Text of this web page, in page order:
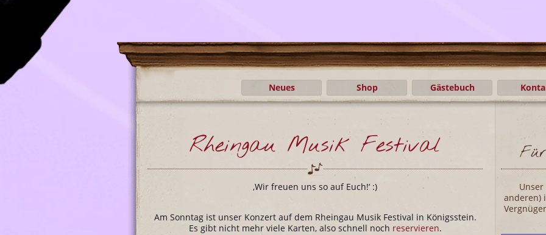
Neues Shop Gästebuch
Rheingau Musik Festival
‚Wir freuen uns so auf Euch!‘ :)
Am Sonntag ist unser Konzert auf dem Rheingau Musik Festival in Königsstein.
Es gibt nicht mehr viele Karten, also schnell noch reservieren.
Für
anderen)